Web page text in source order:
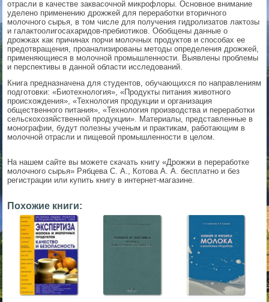
отрасли в качестве заквасочной микрофлоры. Основное внимание
уделено применению дрожжей для переработки вторичного
молочного сырья, в том числе для получения гидролизатов лактозы
и галактоолигосахаридов-пребиотиков. Обобщены данные о
дрожжах как причинах порчи молочных продуктов и способах ее
предотвращения, проанализированы методы определения дрожжей,
применяющиеся в молочной промышленности. Выявлены проблемы
и перспективы в данной области исследований.
Книга предназначена для студентов, обучающихся по направлениям
подготовки: «Биотехнология», «Продукты питания животного
происхождения», «Технология продукции и организация
общественного питания», «Технология производства и переработки
сельскохозяйственной продукции». Материалы, представленные в
монографии, будут полезны ученым и практикам, работающим в
молочной отрасли и пищевой промышленности в целом.
На нашем сайте вы можете скачать книгу «Дрожжи в переработке
молочного сырья» Рябцева С. А., Котова А. А. бесплатно и без
регистрации или купить книгу в интернет-магазине.
Похожие книги:
▼
▼
▼